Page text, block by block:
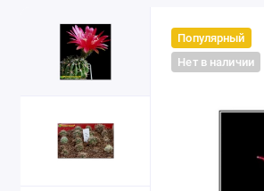
Популярный
Нет в наличии